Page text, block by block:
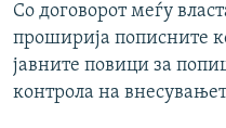
Со договорот меѓу
проширија пописните
јавните повици за
контрола на